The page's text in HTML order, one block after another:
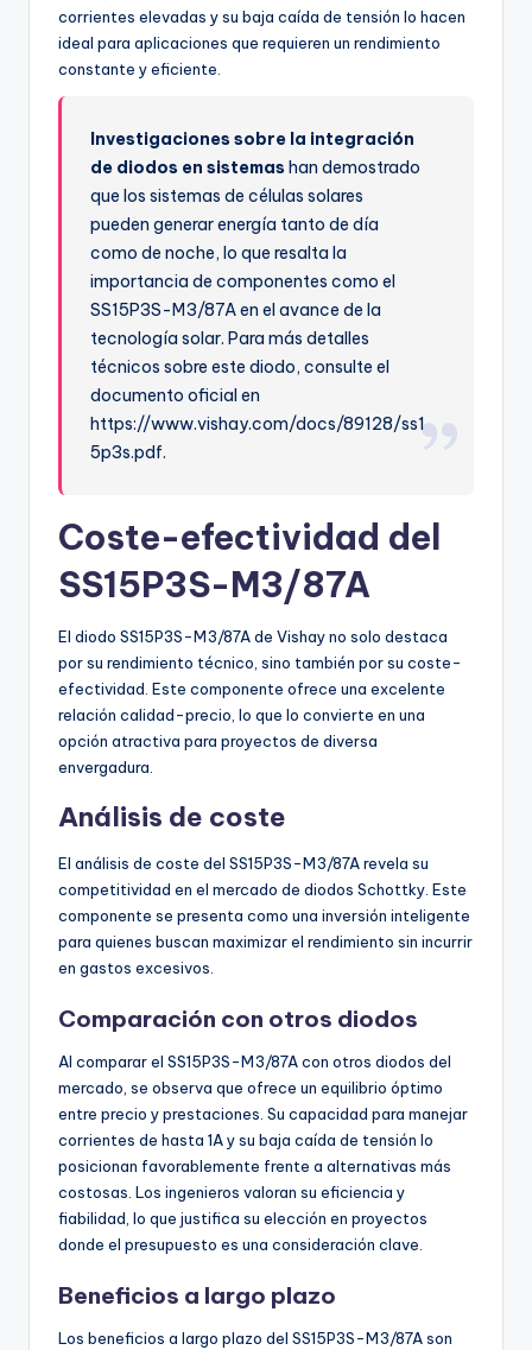
corrientes elevadas y su baja caída de tensión lo hacen
ideal para aplicaciones que requieren un rendimiento
constante y eficiente.
Investigaciones sobre la integración
de diodos en sistemashan demostrado
que los sistemas de células solares
pueden generar energía tanto de día
como de noche, lo que resalta la
importancia de componentes como el
SS15P3S-M3/87A en el avance de la
tecnología solar. Para más detalles
técnicos sobre este diodo, consulte el
documento oficial en
https://www.vishay.com/docs/89128/ss1
5p3s.pdf.
Coste-efectividad del
SS15P3S-M3/87A
El diodo SS15P3S-M3/87A de Vishay no solo destaca
por su rendimiento técnico, sino también por su coste-
efectividad. Este componente ofrece una excelente
relación calidad-precio, lo que lo convierte en una
opción atractiva para proyectos de diversa
envergadura.
Análisis de coste
El análisis de coste del SS15P3S-M3/87A revela su
competitividad en el mercado de diodos Schottky. Este
componente se presenta como una inversión inteligente
para quienes buscan maximizar el rendimiento sin incurrir
en gastos excesivos.
Comparación con otros diodos
Al comparar el SS15P3S-M3/87A con otros diodos del
mercado, se observa que ofrece un equilibrio óptimo
entre precio y prestaciones. Su capacidad para manejar
corrientes de hasta 1A y su baja caída de tensión lo
posicionan favorablemente frente a alternativas más
costosas. Los ingenieros valoran su eficiencia y
fiabilidad, lo que justifica su elección en proyectos
donde el presupuesto es una consideración clave.
Beneficios a largo plazo
Los beneficios a largo plazo del SS15P3S-M3/87A son